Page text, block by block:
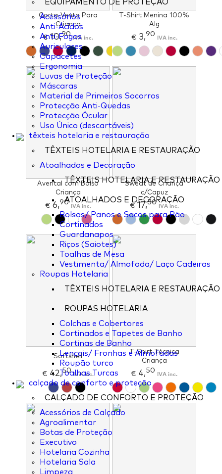
EQUIPAMENTO DE PROTEÇÃO
Acessórios
Anti-Ácidos
Anti-Fogos
Auriculares
Capacetes
Ergonomia
Luvas de Proteção
Máscaras
Material de Primeiros Socorros
Protecção Anti-Quedas
Protecção Ócular
Uso Único (descartáveis)
têxteis hotelaria e restauração
TÊXTEIS HOTELARIA E RESTAURAÇÃO
Atoalhados e Decoração
TÊXTEIS HOTELARIA E RESTAURAÇÃO
ATOALHADOS E DECORAÇÃO
Bolsas/ Panos e Sacos para Pão
Cortinados
Guardanapos
Riços (Saiotes)
Toalhas de Mesa
Vestimenta/ Almofada/ Laço Cadeiras
Roupas Hotelaria
TÊXTEIS HOTELARIA E RESTAURAÇÃO
ROUPAS HOTELARIA
Colchas e Cobertores
Cortinados e Tapetes de Banho
Cortinas de Banho
Lençois/ Fronhas e Almofadas
Roupão turco
Toalhas Turcas
calçado de conforto e proteção
CALÇADO DE CONFORTO E PROTEÇÃO
Acessórios de Calçado
Agroalimentar
Botas de Proteção
Executivo
Hotelaria Cozinha
Hotelaria Sala
Limpeza
Corta-Vento Para
Criança
€10,90 IVA inc.
T-Shirt Menina 100%
Alg
€3,90 IVA inc.
Avental com Bolso
Criança
€6,90 IVA inc.
Sweat de Criança
c/Capuz
€17,50 IVA inc.
Softshell
€ 42,50 IVA inc.
T-Shirt Técnica
Criança
€ 4,50 IVA inc.